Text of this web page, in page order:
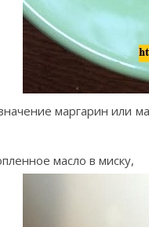
маргарин или
масло в миску,